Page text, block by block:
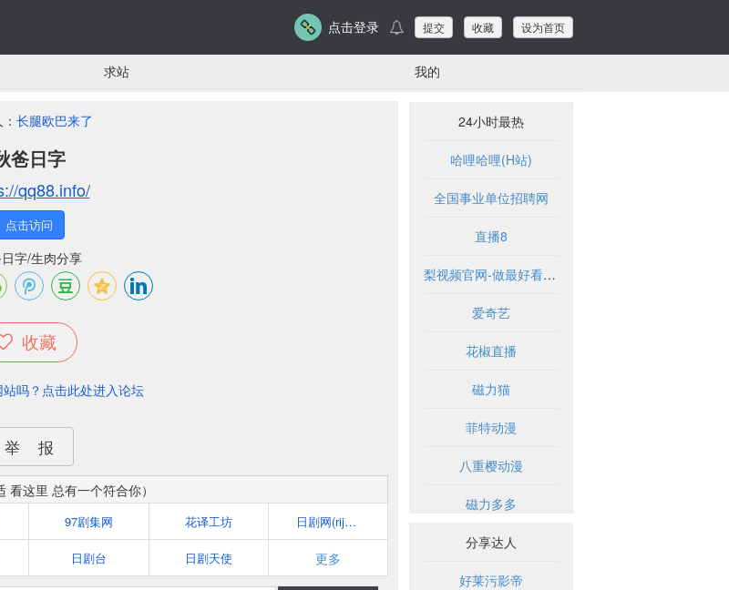
点击登录 提交 收藏 设为首页
求站 我的
长腿欧巴来了
爸日字
qq88.info/
点击访问
字/生肉分享
收藏
吗？点击此处进入论坛
举 报
看这里 总有一个符合你）
97剧集网 花译工坊 日剧网(rijux.com)
日剧台 日剧天使 更多
24小时最热
哈哩哈哩(H站)
全国事业单位招聘网
直播8
梨视频官网-做最好看的资讯短视频-Pear Video
爱奇艺
花椒直播
磁力猫
菲特动漫
八重樱动漫
磁力多多
分享达人
好莱污影帝